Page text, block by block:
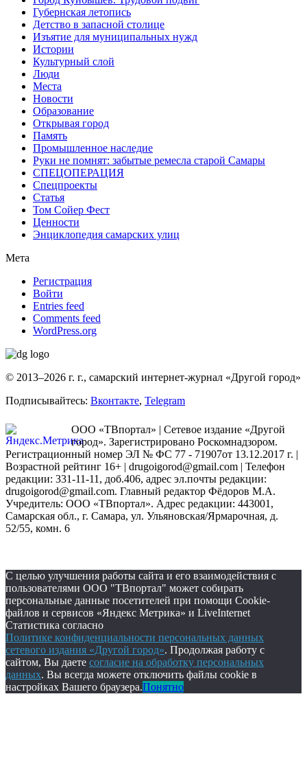
Губернская летопись
Детство в запасной столице
Изъятие для муниципальных нужд
Истории
Культурный слой
Люди
Места
Новости
Образование
Открывая город
Память
Промышленное наследие
Руки не помнят: забытые ремесла старой Самары
СПЕЦОПЕРАЦИЯ
Спецпроекты
Статья
Том Сойер Фест
Ценности
Энциклопедия самарских улиц
Мета
Регистрация
Войти
Entries feed
Comments feed
WordPress.org
© 2013–2026 г. г., самарский интернет-журнал «Другой город»
Подписывайтесь: Вконтакте, Telegram
ООО «ТВпортал» | Сетевое издание «Другой
город». Зарегистрировано Роскомнадзором.
Регистрационный номер ЭЛ № ФС 77 - 71907от 13.12.2017 г. |
Возрастной рейтинг 16+ | drugoigorod@gmail.com | Телефон
редакции: 331-11-11, доб.406, адрес эл.почты редакции:
drugoigorod@gmail.com. Главный редактор Фёдоров М.А.
Учредитель: ООО «ТВпортал». Адрес редакции: 443001,
Самарская обл., г. Самара, ул. Ульяновская/Ярмарочная, д.
52/55, комн. 6
С целью улучшения работы сайта и его взаимодействия с
пользователями ООО "ТВпортал" может собирать
персональные данные посетителей при помощи Cookie-
файлов и сервисов «Яндекс Метрика» и LiveInternet
Статистика согласно
Политике конфиденциальности персональных данных
сетевого издания «Другой город». Продолжая работу с
сайтом, Вы даете согласие на обработку персональных
данных. Вы всегда можете отключить файлы cookie в
настройках Вашего браузера.Понятно